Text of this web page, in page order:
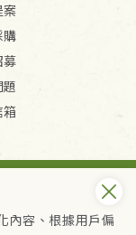
案
購
募
題
編：16301262) /
內容、根據用戶偏